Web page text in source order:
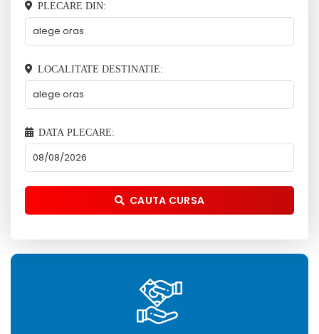
PLECARE DIN:
LOCALITATE DESTINATIE:
DATA PLECARE:
CAUTA CURSA